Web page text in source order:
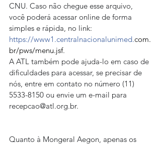
CNU. Caso não chegue esse arquivo,
você poderá acessar online de forma
simples e rápida, no link:
https://www1.centralnacionalunimed.com.
br/pws/menu.jsf.
A ATL também pode ajuda-lo em caso de
dificuldades para acessar, se precisar de
nós, entre em contato no número (11)
5533-8150 ou envie um e-mail para
recepcao@atl.org.br.
Quanto à Mongeral Aegon, apenas os